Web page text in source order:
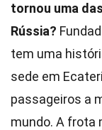
tornou uma
Rússia?
tem uma
sede em
passageiros a
mundo. A frota